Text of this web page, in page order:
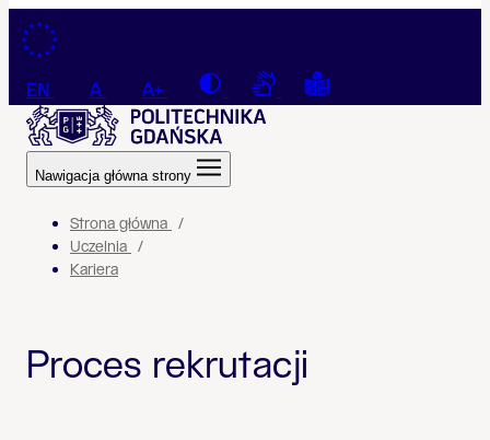
Przejdź do treści
EN A A+ Contrast Connection with a sign
Tekst łatwy do
Nawigacja główna strony
Strona główna
Uczelnia
Kariera
Proces rekrutacji